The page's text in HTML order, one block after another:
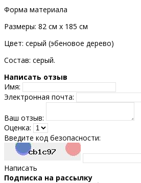
Форма материала
Размеры: 82 см x 185 см
Цвет: серый (эбеновое дерево)
Состав: серый.
Написать отзыв
Имя:
Электронная почта:
Ваш отзыв:
Оценка:
Введите код безопасности:
Написать
Подпискa на рассылку